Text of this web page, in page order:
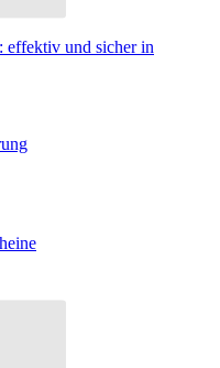
effektiv und sicher in